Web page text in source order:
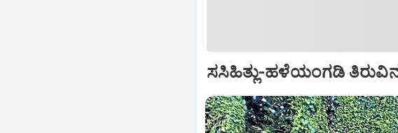
ಸಸಿಹಿತ್ಲು-ಹಳೆಯಂಗಡಿ